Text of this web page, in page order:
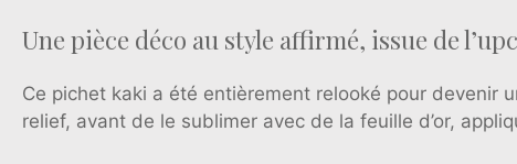
Une pièce déco au style affirmé, issue de
Ce pichet kaki a été entièrement relooké pour devenir
relief, avant de le sublimer avec de la feuille d’or,